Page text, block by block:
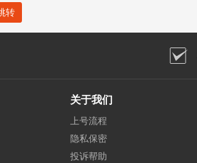
关于我们
上号流程
隐私保密
投诉帮助